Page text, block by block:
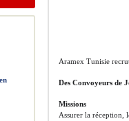
Aramex Tunisie
Des Convoyeurs de
Missions
Assurer la réception,